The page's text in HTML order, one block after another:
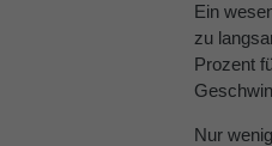
Ein
zu
Prozent
Nur